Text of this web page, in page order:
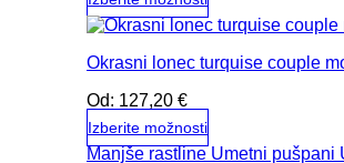
na
strani
izdelka
Ta
ima
različic.
Možnosti
lahko
Okrasni lonec turquise couple
Od: 127,20 €
Izberite možnosti
Ta
Manjše rastline Umetni pušpani